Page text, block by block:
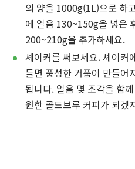
의 양을 1000g(1L)으로 하
에 얼음 130~150g을 넣은
200~210g을 추가하세요.
셰이커를 써보세요. 셰이커
들면 풍성한 거품이 만들어
됩니다. 얼음 몇 조각을 함
원한 콜드브루 커피가 되겠